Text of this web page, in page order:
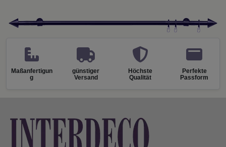
Maßanfertigun
g
günstiger
Versand
Höchste
Qualität
Perfekte
Passform